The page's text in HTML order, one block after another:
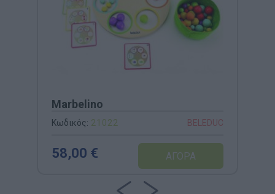
Marbelino
Κωδικός: 21022 BELEDUC
58,00 €